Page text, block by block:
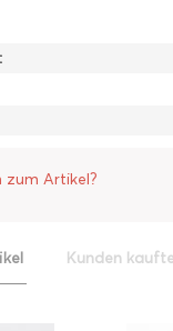
zum Artikel?
Kunden